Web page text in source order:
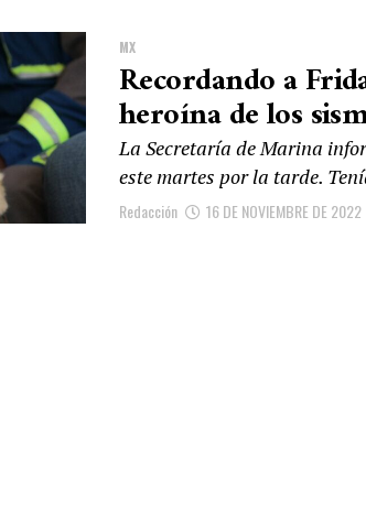
MX
Recordando a
heroína de los
La Secretaría de Marina
este martes por la tarde.
Redacción 16 DE NOVIEMBRE DE 2022